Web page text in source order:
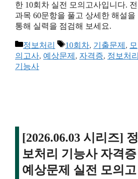
한 10회차 실전 모의고사입니다. 전
과목 60문항을 풀고 상세한 해설을
통해 실력을 점검해 보세요.
카
테
고
정보처리
태
그
10회차, 기출문제 , 모
의고사, 예상문제 , 자격증, 정보처리
기능사
[2026.06.03 시리즈] 정
보처리 기능사 자격증
예상문제 실전 모의고